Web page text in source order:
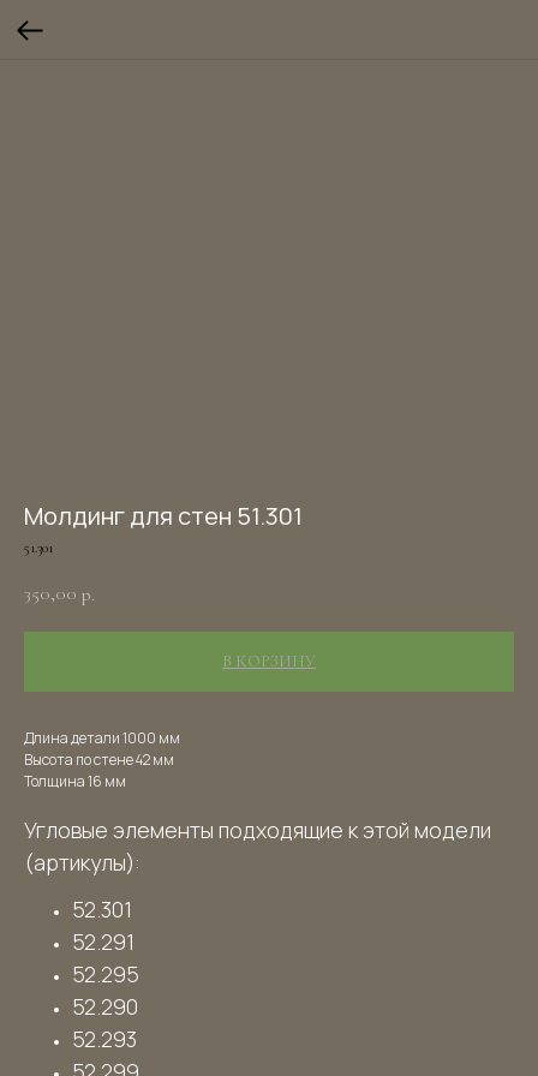
Молдинг для стен 51.301
51.301
350,00 р.
В КОРЗИНУ
Длина детали 1000 мм
Высота по стене 42 мм
Толщина 16 мм
Угловые элементы подходящие к этой модели
(артикулы):
52.301
52.291
52.295
52.290
52.293